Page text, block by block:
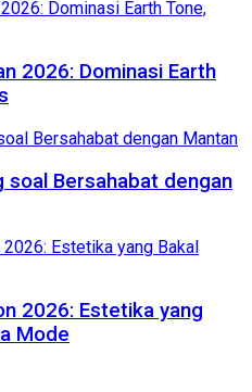
2026: Dominasi Earth
soal Bersahabat dengan
2026: Estetika yang
Mode